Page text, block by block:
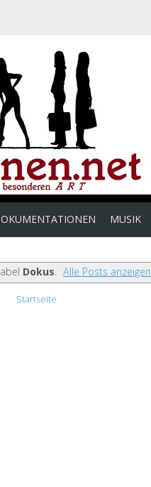
MUSIK
Dokus. Alle Posts anzeigen
Startseite